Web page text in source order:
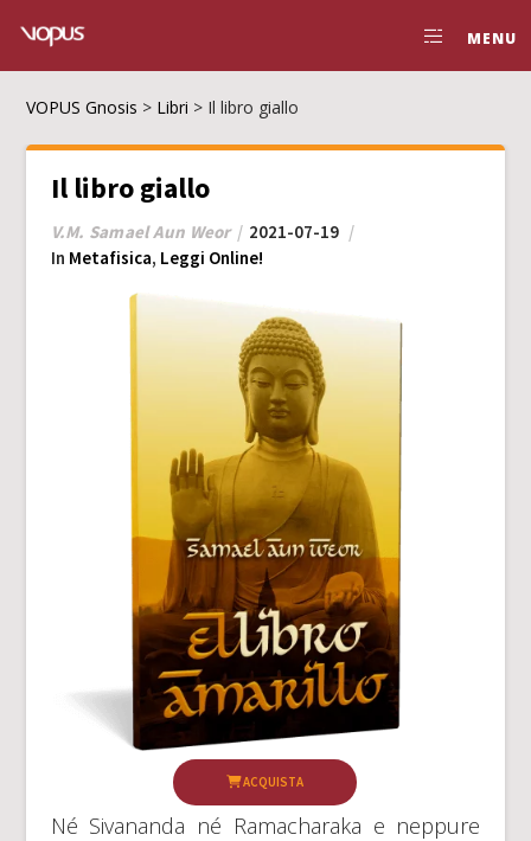
MENU
VOPUS Gnosis > Libri > Il libro giallo
Il libro giallo
V.M. Samael Aun Weor
2021-07-19
In Metafisica, Leggi Online!
ACQUISTA
Né Sivananda né Ramacharaka e neppure